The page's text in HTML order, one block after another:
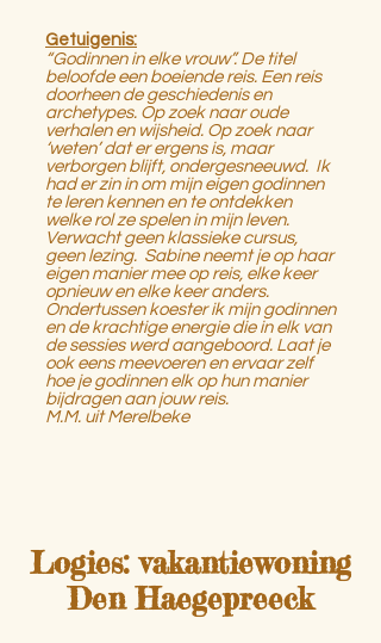
Getuigenis:
“Godinnen in elke vrouw”. De titel
beloofde een boeiende reis. Een reis
doorheen de geschiedenis en
archetypes. Op zoek naar oude
verhalen en wijsheid. Op zoek naar
‘weten’ dat er ergens is, maar
verborgen blijft, ondergesneeuwd. Ik
had er zin in om mijn eigen godinnen
te leren kennen en te ontdekken
welke rol ze spelen in mijn leven.
Verwacht geen klassieke cursus,
geen lezing. Sabine neemt je op haar
eigen manier mee op reis, elke keer
opnieuw en elke keer anders.
Ondertussen koester ik mijn godinnen
en de krachtige energie die in elk van
de sessies werd aangeboord. Laat je
ook eens meevoeren en ervaar zelf
hoe je godinnen elk op hun manier
bijdragen aan jouw reis.
M.M. uit Merelbeke
Logies: vakantiewoning
Den Haegepreeck